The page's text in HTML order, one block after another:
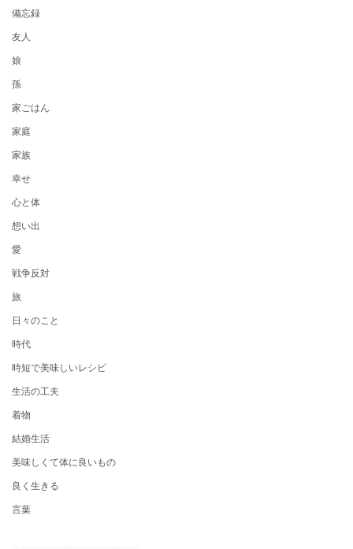
備忘録
友人
娘
孫
家ごはん
家庭
家族
幸せ
心と体
想い出
愛
戦争反対
旅
日々のこと
時代
時短で美味しいレシピ
生活の工夫
着物
結婚生活
美味しくて体に良いもの
良く生きる
言葉